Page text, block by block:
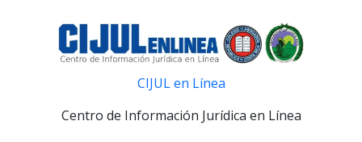
CIJUL en Línea
Centro de Información Jurídica en Línea